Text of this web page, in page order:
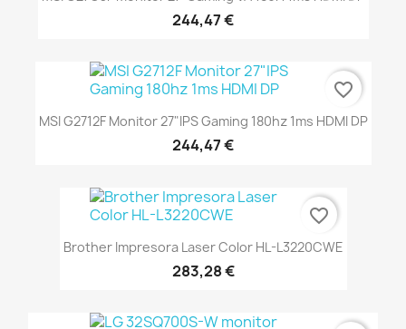
244,47 €
MSI G2712F Monitor 27"IPS Gaming 180hz 1ms HDMI DP
244,47 €
favorite_border
Brother Impresora Laser Color HL-L3220CWE
283,28 €
favorite_border